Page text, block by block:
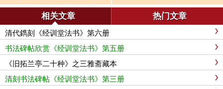
政碑》
册
相关文章 热门文章
清代鐫刻《经训堂法书》第六册
书法碑帖欣赏《经训堂法书》第五册
《旧拓兰亭二十种》之三雅斋藏本
清刻书法碑帖《经训堂法书》第三册